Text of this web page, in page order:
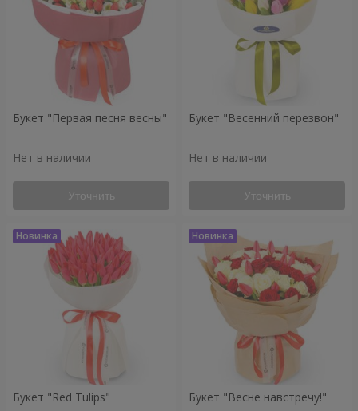
Букет "Первая песня весны"
Нет в наличии
Уточнить
Букет "Весенний перезвон"
Нет в наличии
Уточнить
Букет "Red Tulips" Букет "Весне навстречу!"